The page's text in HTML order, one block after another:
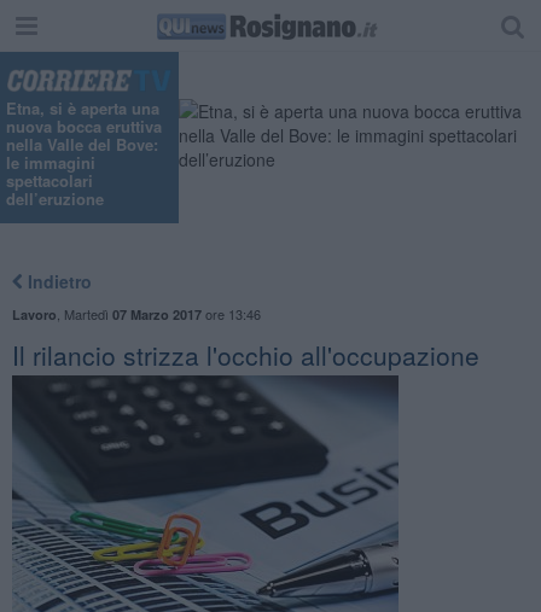
Etna, si è aperta una
nuova bocca eruttiva
nella Valle del Bove:
le immagini
spettacolari
dell’eruzione
Indietro
Lavoro Martedì 07 Marzo 2017ore 13:46
Il rilancio strizza l'occhio all'occupazione